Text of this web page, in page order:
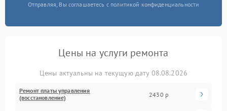
Отправляя, Вы соглашаетесь с политикой конфиденциальности
Цены на услуги ремонта
Цены актуальны на текущую дату 08.08.2026
Ремонт платы управления
(восстановление)
2430 р